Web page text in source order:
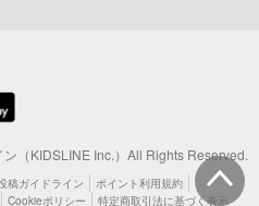
（KIDSLINE Inc.）All Rights Reserved.
稿ガイドライン
ポイント利用規約
Cookieポリシー 特定商取引法に基づく表示